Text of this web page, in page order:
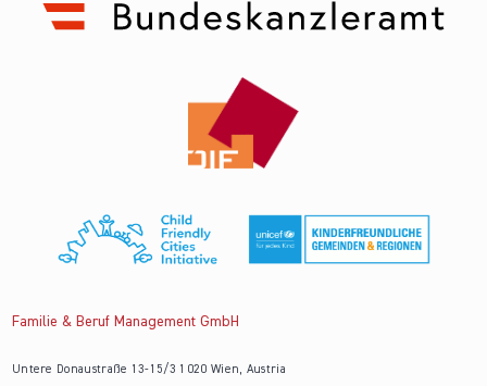
Familie & Beruf Management GmbH
Untere Donaustraße 13-15/3 1020 Wien, Austria